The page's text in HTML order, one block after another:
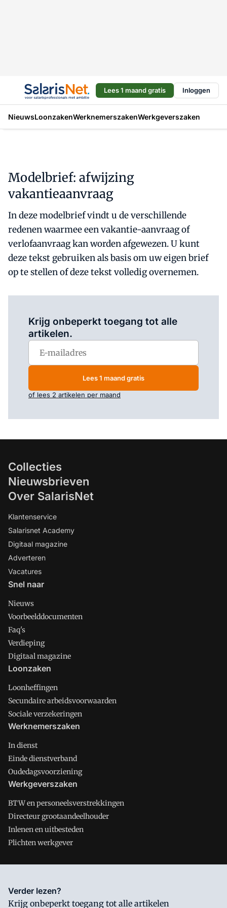
Lees 1 maand gratis Inloggen
NieuwsLoonzakenWerknemerszakenWerkgeverszaken
Modelbrief: afwijzing
vakantieaanvraag
In deze modelbrief vindt u de verschillende
redenen waarmee een vakantie-aanvraag of
verlofaanvraag kan worden afgewezen. U kunt
deze tekst gebruiken als basis om uw eigen brief
op te stellen of deze tekst volledig overnemen.
Krijg onbeperkt toegang tot alle
artikelen.
Lees 1 maand gratis
of lees 2 artikelen per maand
Collecties
Nieuwsbrieven
Over SalarisNet
Klantenservice
Salarisnet Academy
Digitaal magazine
Adverteren
Vacatures
Snel naar
Nieuws
Voorbeelddocumenten
Faq's
Verdieping
Digitaal magazine
Loonzaken
Loonheffingen
Secundaire arbeidsvoorwaarden
Sociale verzekeringen
Werknemerszaken
In dienst
Einde dienstverband
Oudedagsvoorziening
Werkgeverszaken
BTW en personeelsverstrekkingen
Directeur grootaandeelhouder
Inlenen en uitbesteden
Plichten werkgever
Salarisnet is onderdeel van VMN media. Lees in
waar VMN media voor staat. Op gebruik van deze site zijn de
Verder lezen?
Krijg onbeperkt toegang tot alle artikelen